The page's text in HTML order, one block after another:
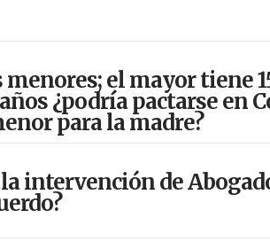
el mayor tiene
¿podría pactarse en
para la madre?
intervención de